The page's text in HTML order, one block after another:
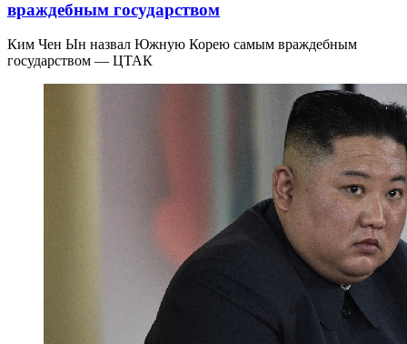
враждебным государством
Ким Чен Ын назвал Южную Корею самым враждебным
государством — ЦТАК